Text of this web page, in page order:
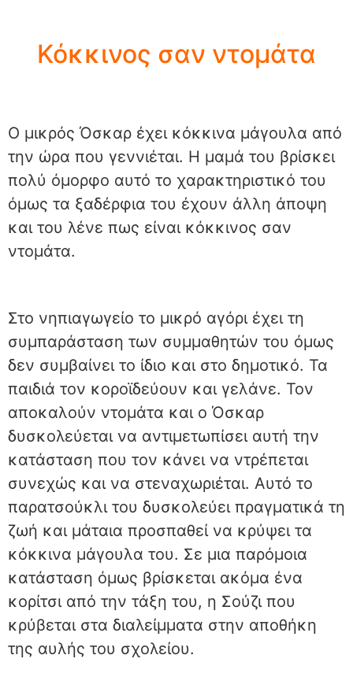
Κόκκινος σαν ντομάτα
Ο μικρός Όσκαρ έχει κόκκινα μάγουλα από
την ώρα που γεννιέται. Η μαμά του βρίσκει
πολύ όμορφο αυτό το χαρακτηριστικό του
όμως τα ξαδέρφια του έχουν άλλη άποψη
και του λένε πως είναι κόκκινος σαν
ντομάτα.
Στο νηπιαγωγείο το μικρό αγόρι έχει τη
συμπαράσταση των συμμαθητών του όμως
δεν συμβαίνει το ίδιο και στο δημοτικό. Τα
παιδιά τον κοροϊδεύουν και γελάνε. Τον
αποκαλούν ντομάτα και ο Όσκαρ
δυσκολεύεται να αντιμετωπίσει αυτή την
κατάσταση που τον κάνει να ντρέπεται
συνεχώς και να στεναχωριέται. Αυτό το
παρατσούκλι του δυσκολεύει πραγματικά τη
ζωή και μάταια προσπαθεί να κρύψει τα
κόκκινα μάγουλα του. Σε μια παρόμοια
κατάσταση όμως βρίσκεται ακόμα ένα
κορίτσι από την τάξη του, η Σούζι που
κρύβεται στα διαλείμματα στην αποθήκη
της αυλής του σχολείου.